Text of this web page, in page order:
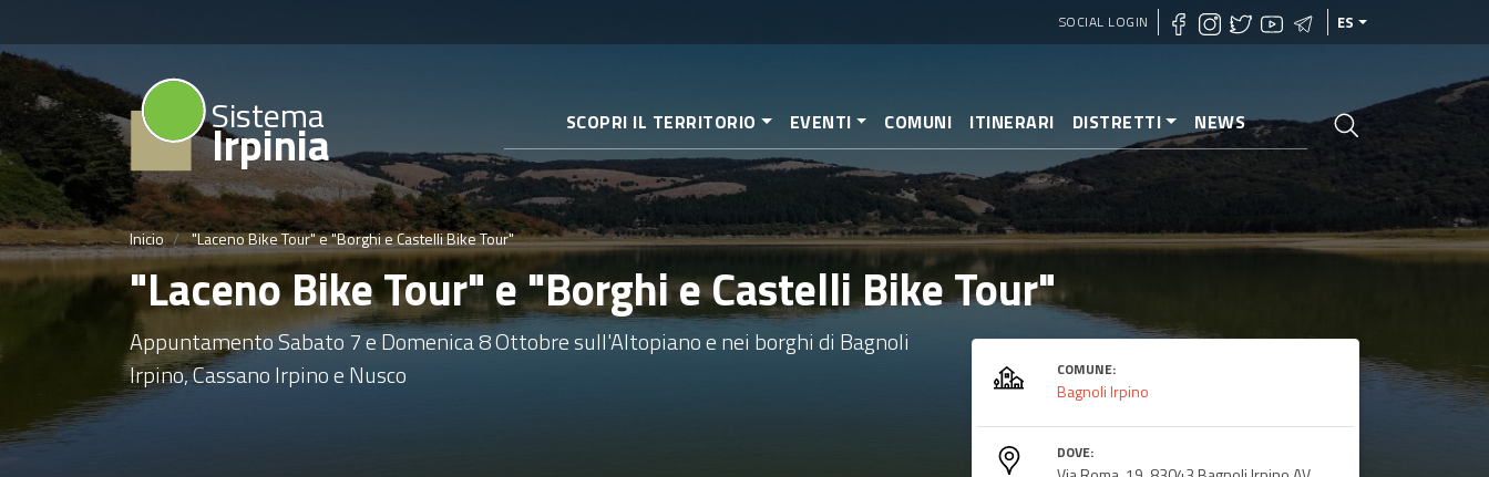
al
SOCIAL LOGIN ES
Sistema
Irpinia SCOPRI IL TERRITORIO EVENTI COMUNI ITINERARI DISTRETTI NEWS
Inicio "Laceno Bike Tour" e "Borghi e Castelli Bike Tour"
"Laceno Bike Tour" e "Borghi e Castelli Bike Tour"
Appuntamento Sabato 7 e Domenica 8 Ottobre sull'Altopiano e nei borghi di Bagnoli
Irpino, Cassano Irpino e Nusco
COMUNE:
Bagnoli Irpino
DOVE: